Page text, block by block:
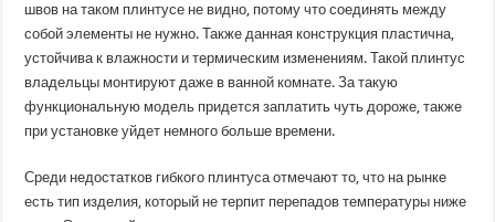
швов на таком плинтусе не видно, потому что соединять между
собой элементы не нужно. Также данная конструкция пластична,
устойчива к влажности и термическим изменениям. Такой плинтус
владельцы монтируют даже в ванной комнате. За такую
функциональную модель придется заплатить чуть дороже, также
при установке уйдет немного больше времени.
Среди недостатков гибкого плинтуса отмечают то, что на рынке
есть тип изделия, который не терпит перепадов температуры ниже